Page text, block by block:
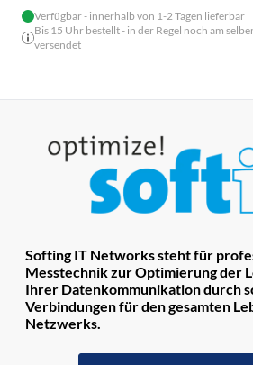
Verfügbar - innerhalb von 1-2 Tagen lieferbar
Bis 15 Uhr bestellt - in der Regel noch am
versendet
Softing IT Networks steht für
Messtechnik zur Optimierung der
Ihrer Datenkommunikation durch
Verbindungen für den gesamten
Netzwerks.